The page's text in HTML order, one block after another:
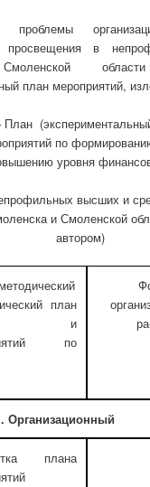
просвещения в
план мероприятий,
План
по
уровня
высших и
и Смоленской
автором)
план
и
по
Организационный
плана